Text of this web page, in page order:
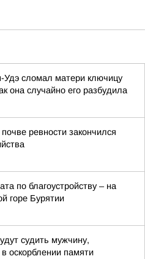
сломал матери ключицу
она случайно его разбудила
ревности закончился
по благоустройству – на
горе Бурятии
судить мужчину,
оскорблении памяти